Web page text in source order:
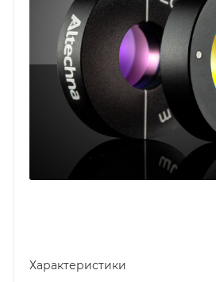
Характеристики